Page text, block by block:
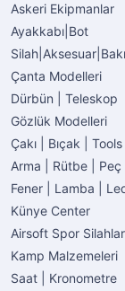
Askeri Ekipmanlar
Ayakkabı|Bot
Çanta Modelleri
Dürbün | Teleskop
Gözlük Modelleri
Çakı | Bıçak | Tools
Arma | Rütbe | Peç
Fener | Lamba |
Künye Center
Airsoft Spor
Kamp Malzemeleri
Saat | Kronometre